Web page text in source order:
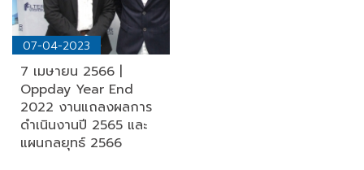
07-04-2023
7 เมษายน 2566 |
Oppday Year End
2022 งานแถลงผลการ
ดำเนินงานปี 2565 และ
แผนกลยุทธ์ 2566